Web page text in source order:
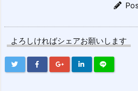
よろしければシェアお願いします